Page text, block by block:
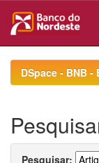
navigationDSpace - BNB
Pesquisar: